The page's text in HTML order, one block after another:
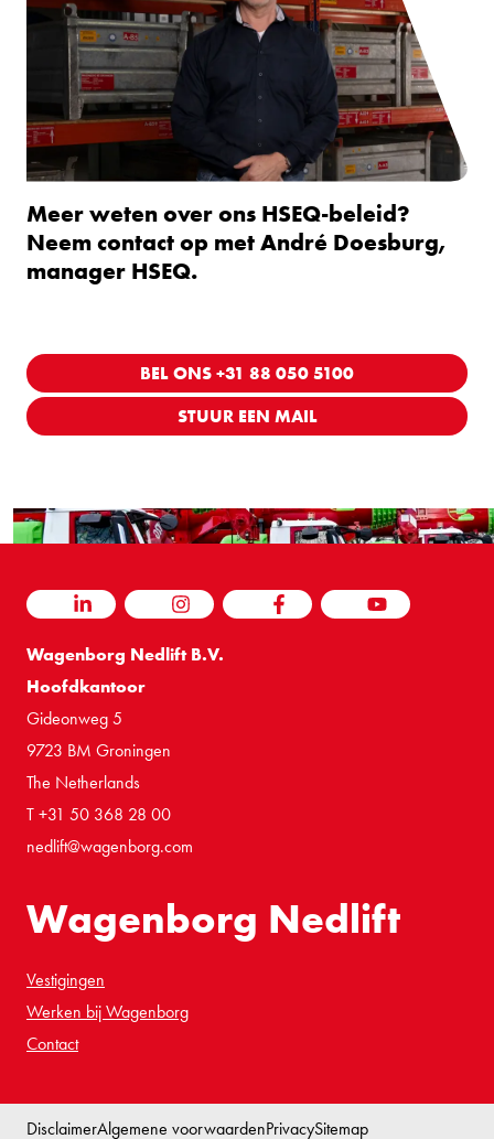
Meer weten over ons HSEQ-beleid?
Neem contact op met André Doesburg,
manager HSEQ.
BEL ONS +31 88 050 5100
STUUR EEN MAIL
LINKEDIN INSTAGRAM FACEBOOK YOUTUBE
Wagenborg Nedlift B.V.
Hoofdkantoor
Gideonweg 5
9723 BM Groningen
The Netherlands
T +31 50 368 28 00
nedlift@wagenborg.com
Wagenborg Nedlift
Vestigingen
Werken bij Wagenborg
Contact
DisclaimerAlgemene voorwaardenPrivacySitemap